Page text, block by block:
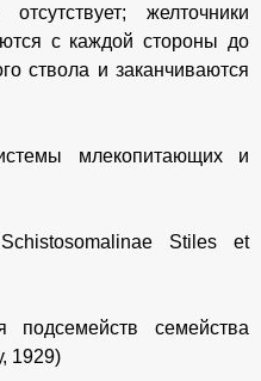
желточники
с каждой стороны до
ствола и заканчиваются
млекопитающих и
Stiles et
подсемейств семейства
1929)